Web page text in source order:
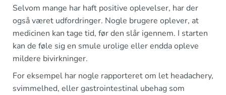
Selvom mange har haft positive oplevelser, har der
også været udfordringer. Nogle brugere oplever, at
medicinen kan tage tid, før den slår igennem. I starten
kan de føle sig en smule urolige eller endda opleve
mildere bivirkninger.
For eksempel har nogle rapporteret om let headachery,
svimmelhed, eller gastrointestinal ubehag som